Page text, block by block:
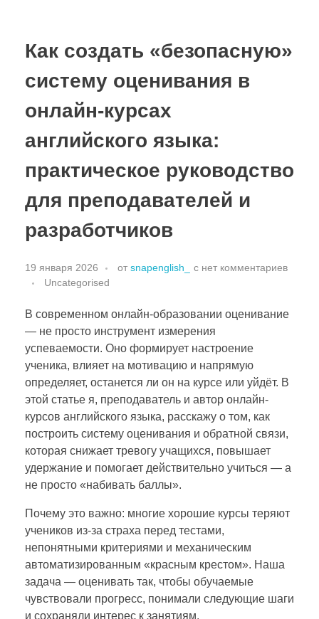
Как создать «безопасную»
систему оценивания в
онлайн-курсах
английского языка:
практическое руководство
для преподавателей и
разработчиков
19 января 2026 от snapenglish_ с нет комментариев
Uncategorised
В современном онлайн-образовании оценивание
— не просто инструмент измерения
успеваемости. Оно формирует настроение
ученика, влияет на мотивацию и напрямую
определяет, останется ли он на курсе или уйдёт. В
этой статье я, преподаватель и автор онлайн-
курсов английского языка, расскажу о том, как
построить систему оценивания и обратной связи,
которая снижает тревогу учащихся, повышает
удержание и помогает действительно учиться — а
не просто «набивать баллы».
Почему это важно: многие хорошие курсы теряют
учеников из‑за страха перед тестами,
непонятными критериями и механическим
автоматизированным «красным крестом». Наша
задача — оценивать так, чтобы обучаемые
чувствовали прогресс, понимали следующие шаги
и сохраняли интерес к занятиям.